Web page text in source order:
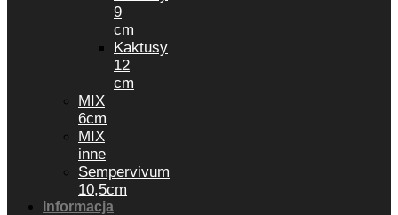
9
cm
Kaktusy
12
cm
MIX
6cm
MIX
inne
Sempervivum
10,5cm
Informacja